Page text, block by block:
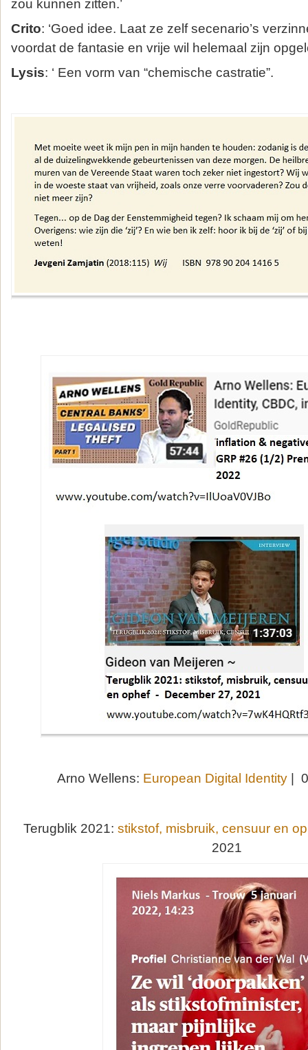
zou kunnen zitten.’
Crito: ‘Goed idee. Laat ze zelf secenario’s
voordat de fantasie en vrije wil helemaal zijn
Lysis: ‘ Een vorm van “chemische castratie”.
Arno Wellens: European Digital Identity |
Terugblik 2021: stikstof, misbruik, censuur en
2021